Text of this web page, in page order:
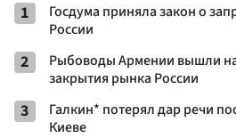
1
Госдума приняла закон о
России
2
Рыбоводы Армении вышли
закрытия рынка России
3
Галкин* потерял дар речи
Киеве